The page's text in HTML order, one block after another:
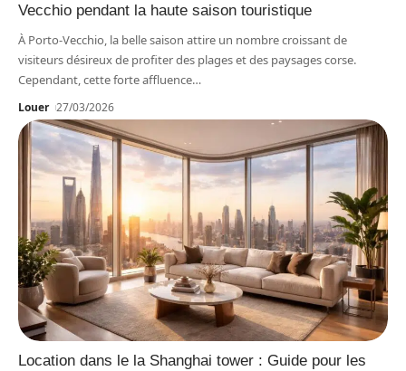
Vecchio pendant la haute saison touristique
À Porto-Vecchio, la belle saison attire un nombre croissant de
visiteurs désireux de profiter des plages et des paysages corse.
Cependant, cette forte affluence…
Louer 27/03/2026
Location dans le la Shanghai tower : Guide pour les